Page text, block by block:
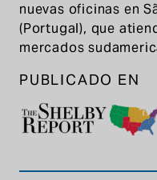
nuevas oficinas en
(Portugal), que
mercados
PUBLICADO EN